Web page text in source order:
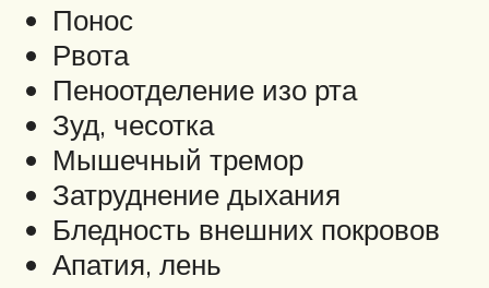
Понос
Рвота
Пеноотделение изо рта
Зуд, чесотка
Мышечный тремор
Затруднение дыхания
Бледность внешних покровов
Апатия, лень